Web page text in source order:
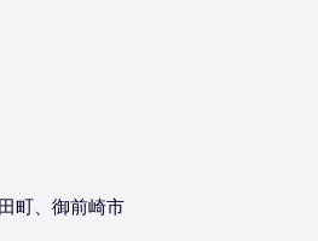
町、御前崎市